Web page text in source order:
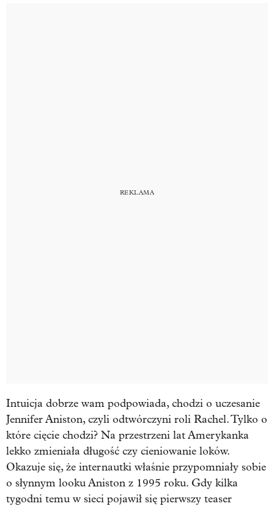
Intuicja dobrze wam podpowiada, chodzi o uczesanie
Jennifer Aniston, czyli odtwórczyni roli Rachel. Tylko o
które cięcie chodzi? Na przestrzeni lat Amerykanka
lekko zmieniała długość czy cieniowanie loków.
Okazuje się, że internautki właśnie przypomniały sobie
o słynnym looku Aniston z 1995 roku. Gdy kilka
tygodni temu w sieci pojawił się pierwszy teaser